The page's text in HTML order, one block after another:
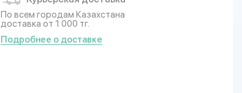
По всем городам Казахстана
доставка от 1 000 тг.
Подробнее о доставке